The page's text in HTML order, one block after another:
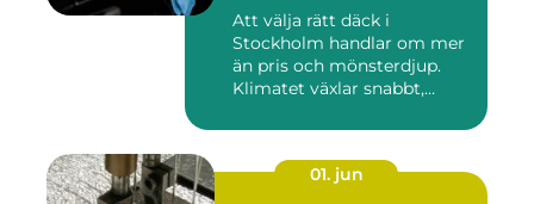
Att välja rätt däck i
Stockholm handlar om mer
än pris och mönsterdjup.
Klimatet växlar snabbt,
01. jun